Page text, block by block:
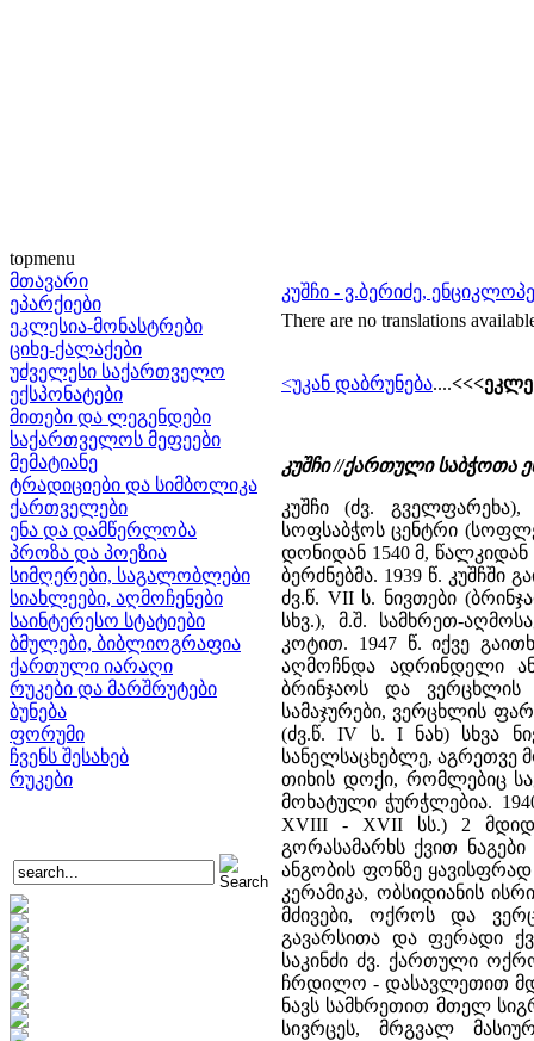
topmenu
მთავარი
ეპარქიები
ეკლესია-მონასტრები
ციხე-ქალაქები
უძველესი საქართველო
ექსპონატები
მითები და ლეგენდები
საქართველოს მეფეები
მემატიანე
ტრადიციები და სიმბოლიკა
ქართველები
ენა და დამწერლობა
პროზა და პოეზია
სიმღერები, საგალობლები
სიახლეები, აღმოჩენები
საინტერესო სტატიები
ბმულები, ბიბლიოგრაფია
ქართული იარაღი
რუკები და მარშრუტები
ბუნება
ფორუმი
ჩვენს შესახებ
რუკები
კუშჩი - ვ.ბერიძე,
There are no translations
<უკან დაბრუნება....
კუშჩი //ქართული საბჭოთა
კუშჩი (ძვ.
სოფსაბჭოს ცენტრი
დონიდან 1540 მ, წალკიდან
ბერძნებმა. 1939 წ.
ძვ.წ. VII ს. ნივთები
სხვ.), მ.შ. სამხრეთ-
კოტით. 1947 წ. იქვე
აღმოჩნდა ადრინდელი
ბრინჯაოს და ვერცხლის
სამაჯურები, ვერცხლის
(ძვ.წ. IV ს. I ნახ) სხვა
სანელსაცხებლე,
თიხის დოქი, რომლებიც
მოხატული ჭურჭლებია.
XVIII - XVII სს.) 2
გორასამარხს ქვით
ანგობის ფონზე
კერამიკა, ობსიდიანის
მძივები, ოქროს და
გავარსითა და ფერადი
საკინძი ძვ. ქართული
ჩრდილო - დასავლეთით
ნავს სამხრეთით მთელ
სივრცეს, მრგვალ